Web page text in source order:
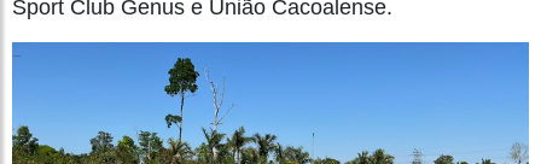
Sport Club Genus e União Cacoalense.